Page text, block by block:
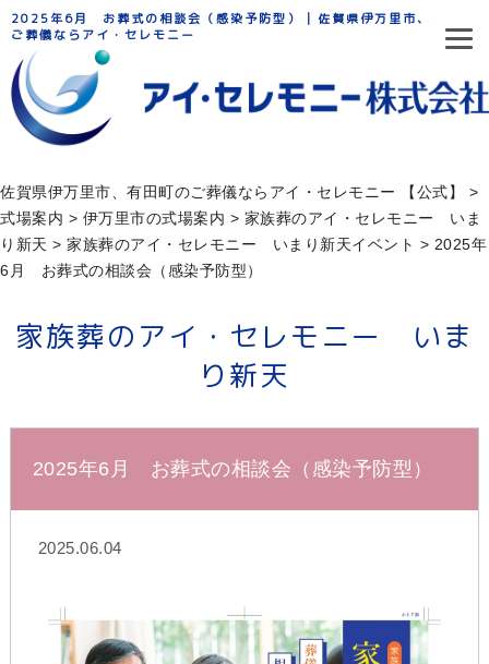
2025年6月 お葬式の相談会（感染予防型） | 佐賀県伊万里市、有田町の
ご葬儀ならアイ・セレモニー
佐賀県伊万里市、有田町のご葬儀ならアイ・セレモニー 【公式】
>
式場案内 > 伊万里市の式場案内 > 家族葬のアイ・セレモニー いま
り新天 > 家族葬のアイ・セレモニー いまり新天イベント > 2025年
6月 お葬式の相談会（感染予防型）
家族葬のアイ・セレモニー いま
り新天
2025年6月 お葬式の相談会（感染予防型）
2025.06.04